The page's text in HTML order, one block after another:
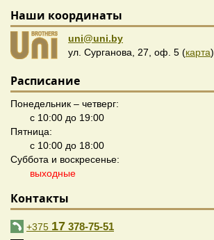
Наши координаты
uni@uni.by
ул. Сурганова, 27, оф. 5 (карта)
Расписание
Понедельник – четверг:
с 10:00 до 19:00
Пятница:
с 10:00 до 18:00
Суббота и воскресенье:
выходные
Контакты
+375 17 378-75-51